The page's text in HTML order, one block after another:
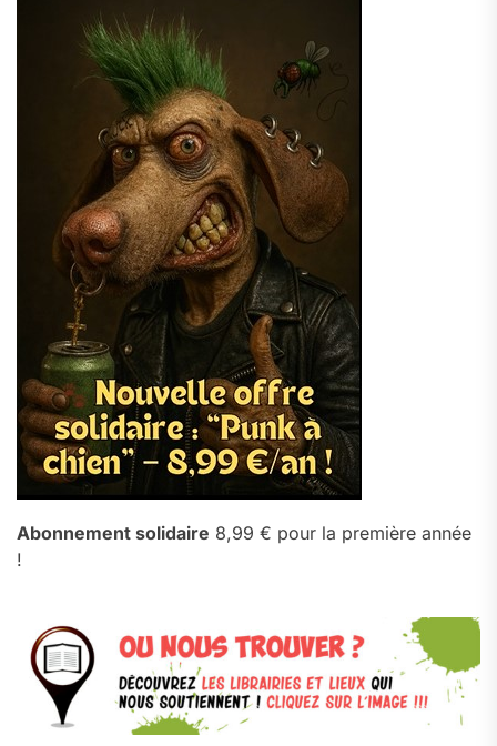
Abonnement solidaire 8,99 € pour la première année
!